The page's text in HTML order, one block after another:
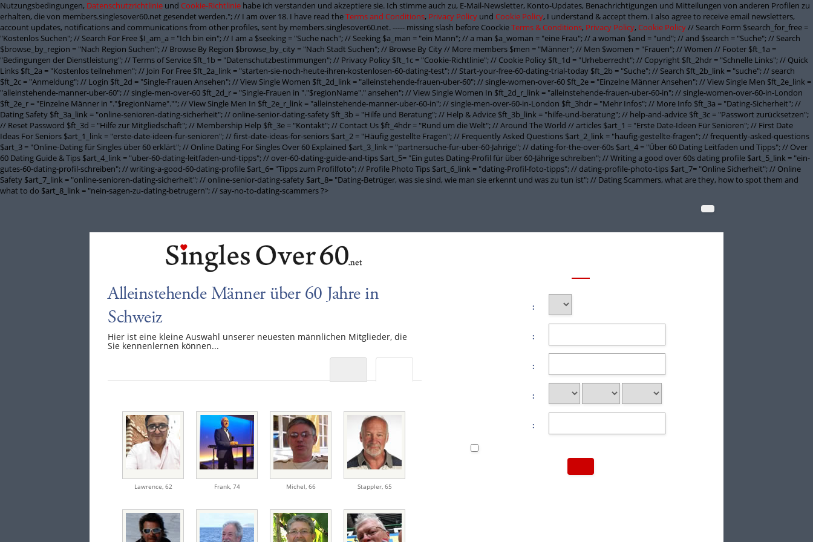
Nutzungsbedingungen, Datenschutzrichtlinie und Cookie-Richtlinie habe ich verstanden und akzeptiere sie. Ich stimme auch zu, E-Mail-Newsletter, Konto-Updates, Benachrichtigungen und Mitteilungen von anderen Profilen zu
erhalten, die von members.singlesover60.net gesendet werden."; // I am over 18. I have read theTerms and Conditions, Privacy Policy und Cookie Policy, I understand & accept them. I also agree to receive email newsletters,
account updates, notifications and communications from other profiles, sent by members.singlesover60.net. ----- missing slash before CoockieTerms & Conditions, Privacy Policy, Cookie Policy// Search Form $search_for_free =
"Kostenlos Suchen"; // Search For Free $I_am_a = "Ich bin ein"; // I am a $seeking = "Suche nach"; // Seeking $a_man = "ein Mann"; // a man $a_woman = "eine Frau"; // a woman $and = "und"; // and $search = "Suche"; // Search
$browse_by_region = "Nach Region Suchen"; // Browse By Region $browse_by_city = "Nach Stadt Suchen"; // Browse By City // More members $men = "Männer"; // Men $women = "Frauen"; // Women // Footer $ft_1a =
"Bedingungen der Dienstleistung"; // Terms of Service $ft_1b = "Datenschutzbestimmungen"; // Privacy Policy $ft_1c = "Cookie-Richtlinie"; // Cookie Policy $ft_1d = "Urheberrecht"; // Copyright $ft_2hdr = "Schnelle Links"; // Quick
Links $ft_2a = "Kostenlos teilnehmen"; // Join For Free $ft_2a_link = "starten-sie-noch-heute-ihren-kostenlosen-60-dating-test"; // Start-your-free-60-dating-trial-today $ft_2b = "Suche"; // Search $ft_2b_link = "suche"; // search
$ft_2c = "Anmeldung"; // Login $ft_2d = "Single-Frauen Ansehen"; // View Single Women $ft_2d_link = "alleinstehende-frauen-uber-60"; // single-women-over-60 $ft_2e = "Einzelne Männer Ansehen"; // View Single Men $ft_2e_link =
"alleinstehende-manner-uber-60"; // single-men-over-60 $ft_2d_r = "Single-Frauen in "."$regionName"." ansehen"; // View Single Women In $ft_2d_r_link = "alleinstehende-frauen-uber-60-in"; // single-women-over-60-in-London
$ft_2e_r = "Einzelne Männer in "."$regionName".""; // View Single Men In $ft_2e_r_link = "alleinstehende-manner-uber-60-in"; // single-men-over-60-in-London $ft_3hdr = "Mehr Infos"; // More Info $ft_3a = "Dating-Sicherheit"; //
Dating Safety $ft_3a_link = "online-senioren-dating-sicherheit"; // online-senior-dating-safety $ft_3b = "Hilfe und Beratung"; // Help & Advice $ft_3b_link = "hilfe-und-beratung"; // help-and-advice $ft_3c = "Passwort zurücksetzen";
// Reset Password $ft_3d = "Hilfe zur Mitgliedschaft"; // Membership Help $ft_3e = "Kontakt"; // Contact Us $ft_4hdr = "Rund um die Welt"; // Around The World // articles $art_1 = "Erste Date-Ideen Für Senioren"; // First Date
Ideas For Seniors $art_1_link = "erste-date-ideen-fur-senioren"; // first-date-ideas-for-seniors $art_2 = "Häufig gestellte Fragen"; // Frequently Asked Questions $art_2_link = "haufig-gestellte-fragen"; // frequently-asked-questions
$art_3 = "Online-Dating für Singles über 60 erklärt"; // Online Dating For Singles Over 60 Explained $art_3_link = "partnersuche-fur-uber-60-Jahrige"; // dating-for-the-over-60s $art_4 = "Über 60 Dating Leitfaden und Tipps"; // Over
60 Dating Guide & Tips $art_4_link = "uber-60-dating-leitfaden-und-tipps"; // over-60-dating-guide-and-tips $art_5= "Ein gutes Dating-Profil für über 60-Jährige schreiben"; // Writing a good over 60s dating profile $art_5_link = "ein-
gutes-60-dating-profil-schreiben"; // writing-a-good-60-dating-profile $art_6= "Tipps zum Profilfoto"; // Profile Photo Tips $art_6_link = "dating-Profil-foto-tipps"; // dating-profile-photo-tips $art_7= "Online Sicherheit"; // Online
Safety $art_7_link = "online-senioren-dating-sicherheit"; // online-senior-dating-safety $art_8= "Dating-Betrüger, was sie sind, wie man sie erkennt und was zu tun ist"; // Dating Scammers, what are they, how to spot them and
what to do $art_8_link = "nein-sagen-zu-dating-betrugern"; // say-no-to-dating-scammers ?>
Alleinstehende Männer über 60 Jahre in
Schweiz
Hier ist eine kleine Auswahl unserer neuesten männlichen Mitglieder, die
Sie kennenlernen können...
Lawrence 62 Frank, 74 Michel 66 Stappler, 65
:
:
:
:
: